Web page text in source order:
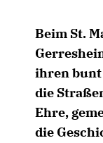
Beim St.
ihren bunt
die
Ehre,
die